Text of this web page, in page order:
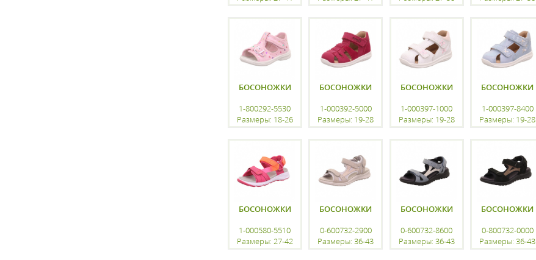
БОСОНОЖКИ
1-800292-5530
Размеры: 18-26
БОСОНОЖКИ
1-000392-5000
Размеры: 19-28
БОСОНОЖКИ
1-000397-1000
Размеры: 19-28
БОСОНОЖКИ
1-000397-8400
Размеры: 19-28
БОСОНОЖКИ
1-000580-5510
Размеры: 27-42
БОСОНОЖКИ
0-600732-2900
Размеры: 36-43
БОСОНОЖКИ
0-600732-8600
Размеры: 36-43
БОСОНОЖКИ
0-800732-0000
Размеры: 36-43